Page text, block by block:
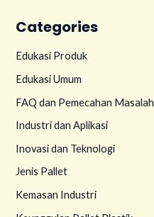
Categories
Edukasi Produk
Edukasi Umum
FAQ dan Pemecahan Masalah
Industri dan Aplikasi
Inovasi dan Teknologi
Jenis Pallet
Kemasan Industri